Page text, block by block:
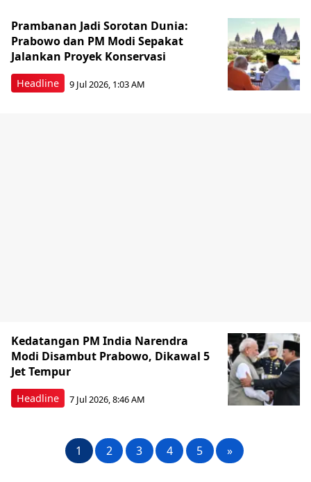
Headline
Prambanan Jadi Sorotan Dunia:
Prabowo dan PM Modi Sepakat
Jalankan Proyek Konservasi
9 Jul 2026, 1:03 AM
Headline
Kedatangan PM India Narendra
Modi Disambut Prabowo, Dikawal 5
Jet Tempur
7 Jul 2026, 8:46 AM
1 2 3 4 5 »